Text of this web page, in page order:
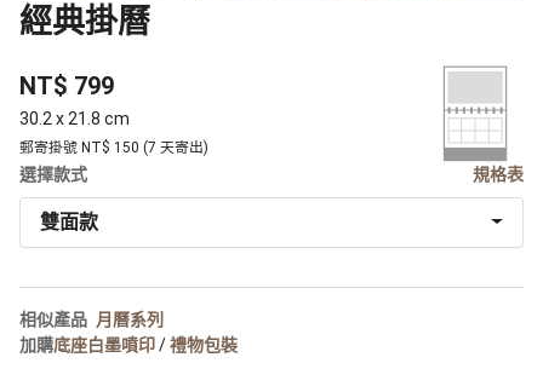
經典掛曆
NT$ 799
30.2 x 21.8 cm
郵寄掛號 NT$ 150 (7 天寄出)
選擇款式 規格表
雙面款
相似產品 月曆系列
加購底座白墨噴印/禮物包裝